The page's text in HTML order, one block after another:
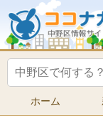
ホーム